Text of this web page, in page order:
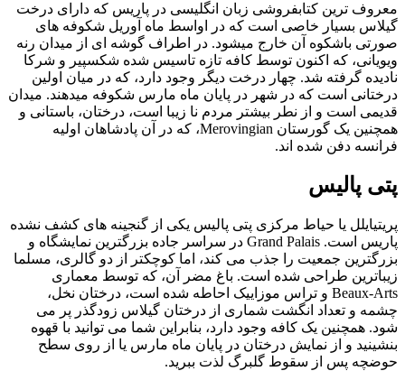
معروف ترین کتابفروشی زبان انگلیسی در پاریس که دارای درخت
گیلاس بسیار خاصی است که در اواسط ماه آوریل شکوفه های
صورتی باشکوه آن خارج میشود. در اطراف گوشه ای از میدان رنه
ویویانی، که اکنون توسط کافه تازه تاسیس شده شکسپیر و شرکا
نادیده گرفته شد. چهار درخت دیگر وجود دارد، که در میان اولین
درختانی است که در شهر در پایان ماه مارس شکوفه میدهند. میدان
قدیمی است و از نطر بیشتر مردم نا زیبا است، درختان، باستانی و
همچنین یک گورستان Merovingian، که در آن پادشاهان اولیه
فرانسه دفن شده اند.
پتی پالیس
پریتیایلل یا حیاط مرکزی پتی پالیس یکی از گنجینه های کشف نشده
پاریس است. Grand Palais در سراسر جاده بزرگترین نمایشگاه و
بزرگترین جمعیت را جذب می کند، اما کوچکتر از دو گالری، مسلما
زیباترین طراحی شده است. باغ مضر آن، که توسط معماری
Beaux-Arts و تراس موزاییک احاطه شده است، درختان نخل،
چشمه و تعداد انگشت شماری از درختان گیلاس زودگذر پر می
شود. همچنین یک کافه وجود دارد، بنابراین شما می توانید با قهوه
بنشینید و از نمایش درختان در پایان ماه مارس یا از روی سطح
حوضچه پس از سقوط گلبرگ لذت ببرید.